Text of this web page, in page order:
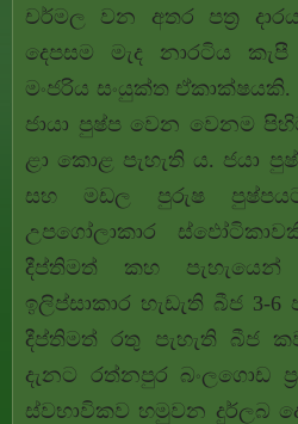
චර්මල වන අතර පත්‍ර
දෙපසම මැද නාරටිය
මංජරිය සංයුක්ත ඒකාක්ෂයකි.
ජායා පුෂ්ප වෙන වෙනම
ළා කොළ පැහැති ය. ජයා
සහ මඩල පුරුෂ
උපගෝලාකාර
දීප්තිමත් කහ
ඉලිප්සාකාර හැඩැති බීජ 3-
දීප්තිමත් රතු පැහැති බීජ
දැනට රත්නපුර බංලගොඩ
ස්වභාවිකව හමුවන දුර්ලබ